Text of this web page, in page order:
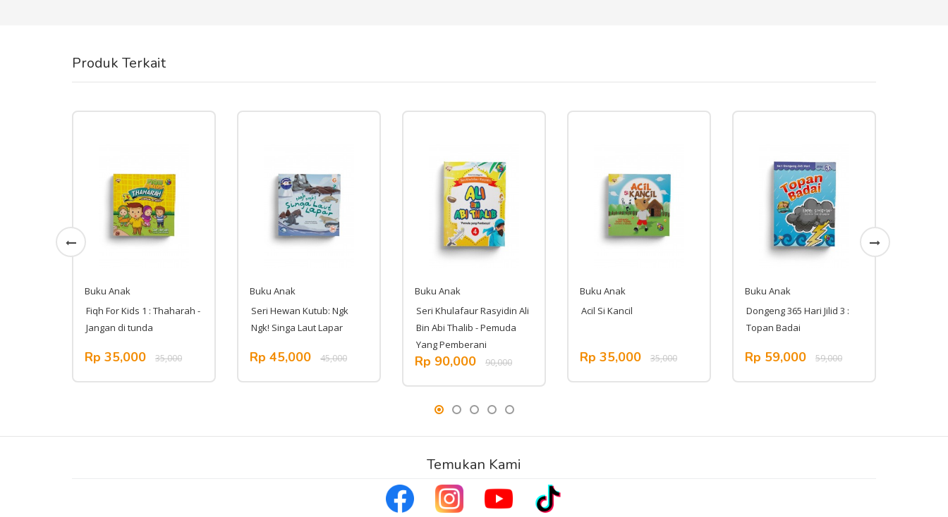
Produk Terkait
Buku Anak
Fiqh For Kids 1 : Thaharah -
Jangan di tunda
Rp 35,000 35,000
Buku Anak
Seri Hewan Kutub: Ngk
Ngk! Singa Laut Lapar
Rp 45,000 45,000
Buku Anak
Seri Khulafaur Rasyidin Ali
Bin Abi Thalib - Pemuda
Yang Pemberani
Rp 90,000 90,000
Buku Anak
Acil Si Kancil
Rp 35,000 35,000
Buku Anak
Dongeng 365 Hari Jilid 3 :
Topan Badai
Rp 59,000 59,000
Temukan Kami